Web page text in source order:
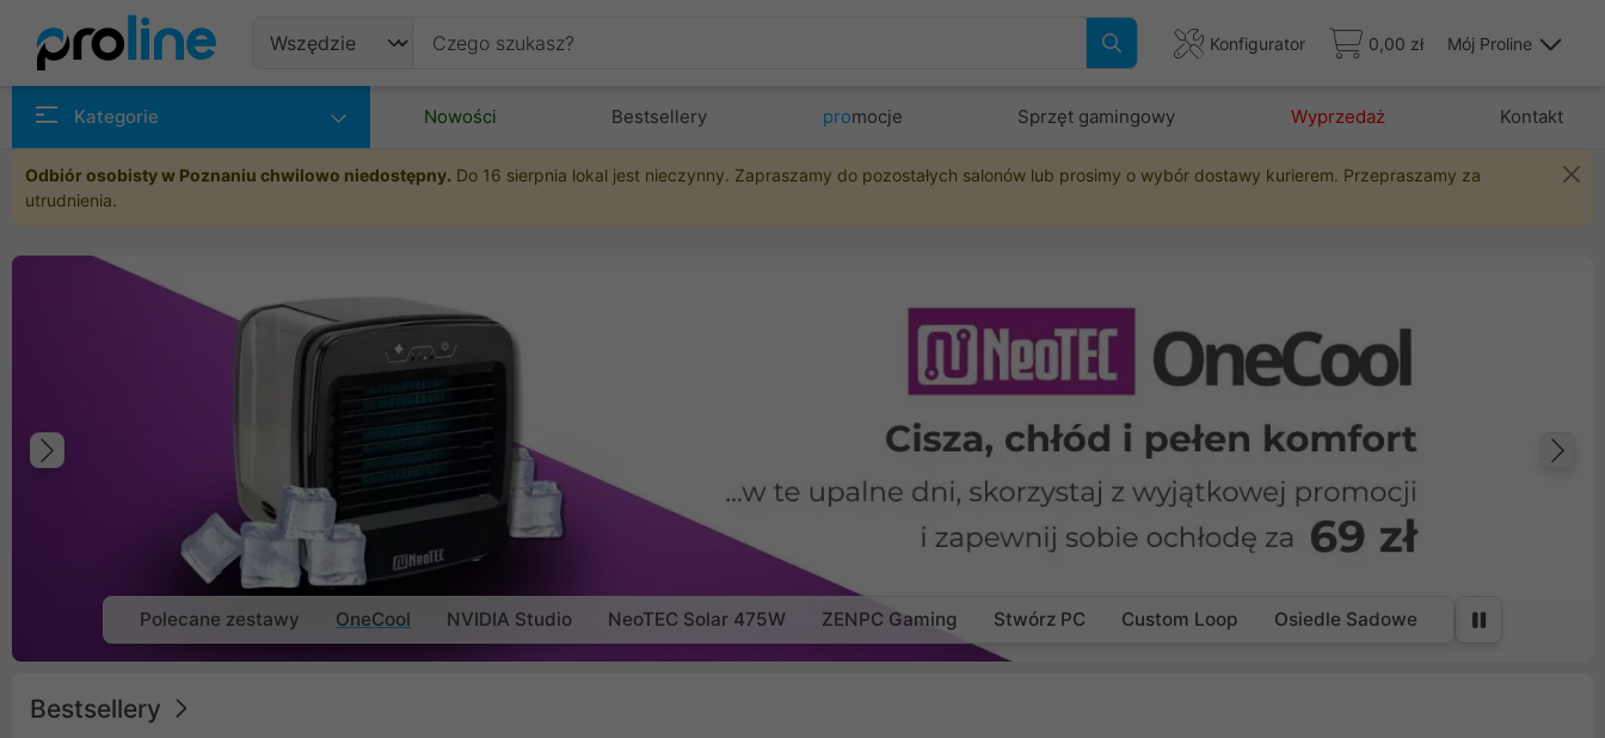
Konfigurator 0,00 zł Mój Proline
Kategorie Nowości Bestsellery promocje Sprzęt gamingowy Wyprzedaż Kontakt
Odbiór osobisty w Poznaniu chwilowo niedostępny. Do 16 sierpnia lokal jest nieczynny. Zapraszamy do pozostałych salonów lub prosimy o wybór dostawy kurierem. Przepraszamy za
utrudnienia.
Poprzedni
Polecane zestawy OneCool NVIDIA Studio NeoTEC Solar 475W ZENPC Gaming Stwórz PC Custom Loop Osiedle Sadowe
Bestsellery